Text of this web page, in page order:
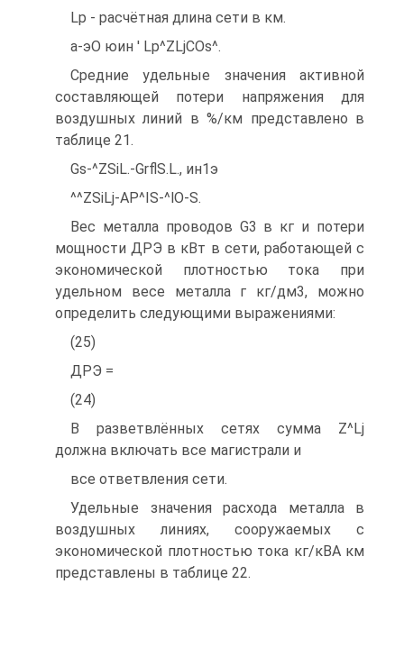
Lp - расчётная длина сети в км.
a-эО юин ' Lp^ZLjCOs^.
Средние удельные значения активной
составляющей потери напряжения для
воздушных линий в %/км представлено в
таблице 21.
Gs-^ZSiL.-GrflS.L., ин1э
^^ZSiLj-AP^IS-^lO-S.
Вес металла проводов G3 в кг и потери
мощности ДРЭ в кВт в сети, работающей с
экономической плотностью тока при
удельном весе металла г кг/дм3, можно
определить следующими выражениями:
(25)
ДРЭ =
(24)
В разветвлённых сетях сумма Z^Lj
должна включать все магистрали и
все ответвления сети.
Удельные значения расхода металла в
воздушных линиях, сооружаемых с
экономической плотностью тока кг/кВА км
представлены в таблице 22.